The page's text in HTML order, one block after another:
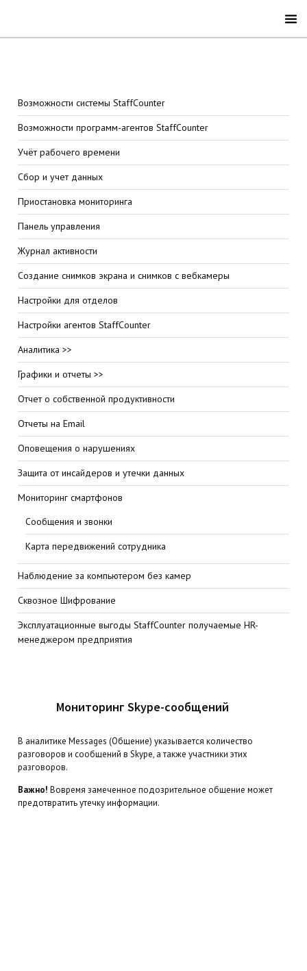
Возможности системы StaffCounter
Возможности программ-агентов StaffCounter
Учёт рабочего времени
Сбор и учет данных
Приостановка мониторинга
Панель управления
Журнал активности
Создание снимков экрана и снимков с вебкамеры
Настройки для отделов
Настройки агентов StaffCounter
Аналитика >>
Графики и отчеты >>
Отчет о собственной продуктивности
Отчеты на Email
Оповещения о нарушениях
Защита от инсайдеров и утечки данных
Мониторинг смартфонов
Сообщения и звонки
Карта передвижений сотрудника
Наблюдение за компьютером без камер
Сквозное Шифрование
Эксплуатационные выгоды StaffCounter получаемые HR-
менеджером предприятия
Мониторинг Skype-сообщений
В аналитике Messages (Общение) указывается количество
разговоров и сообщений в Skype, а также участники этих
разговоров.
Важно! Вовремя замеченное подозрительное общение может
предотвратить утечку информации.